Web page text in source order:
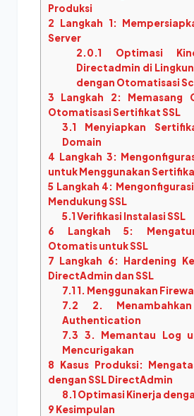
Produksi
2 Langkah 1:
Server
2.0.1 Optimasi
Directadmin di
dengan Otomatisasi
3 Langkah 2: Memasang
Otomatisasi Sertifikat SSL
3.1 Menyiapkan
Domain
4 Langkah 3:
untuk Menggunakan
5 Langkah 4:
Mendukung SSL
5.1Verifikasi Instalasi SSL
6 Langkah 5:
Otomatis untuk SSL
7 Langkah 6: Hardening
DirectAdmin dan SSL
7.1 1. Menggunakan
7.2 2.
Authentication
7.3 3. Memantau Log
Mencurigakan
8 Kasus Produksi:
dengan SSL DirectAdmin
8.1 Optimasi Kinerja
9 Kesimpulan